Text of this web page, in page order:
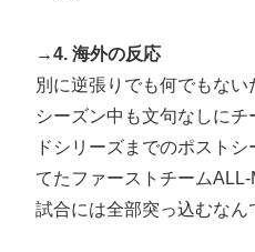
→4. 海外の反応
別に逆張りでも何でもない
シーズン中も文句なしに
ドシリーズまでのポスト
てたファーストチーム
試合には全部突っ込むなん